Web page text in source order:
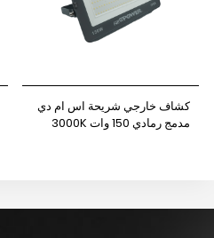
كشاف خارجي شريحة اس ام دي
مدمج رمادي 150 وات 3000K